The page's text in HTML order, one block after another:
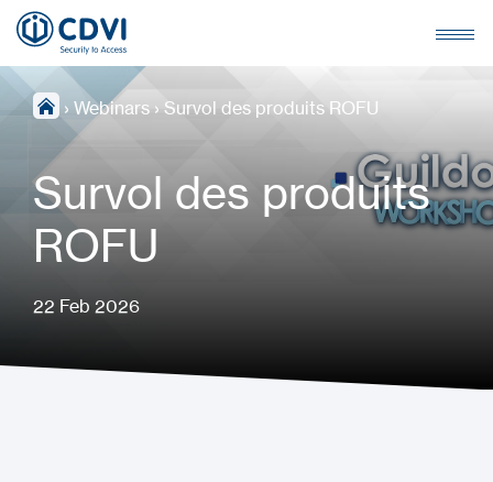
› Webinars › Survol des produits ROFU
Survol des produits
ROFU
22 Feb 2026